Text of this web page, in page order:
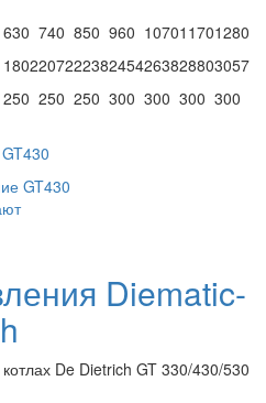
630 740 850 960 107011701280
1802207222382454263828803057
250 250 250 300 300 300 300
GT430
Diematic-
De Dietrich GT 330/430/530